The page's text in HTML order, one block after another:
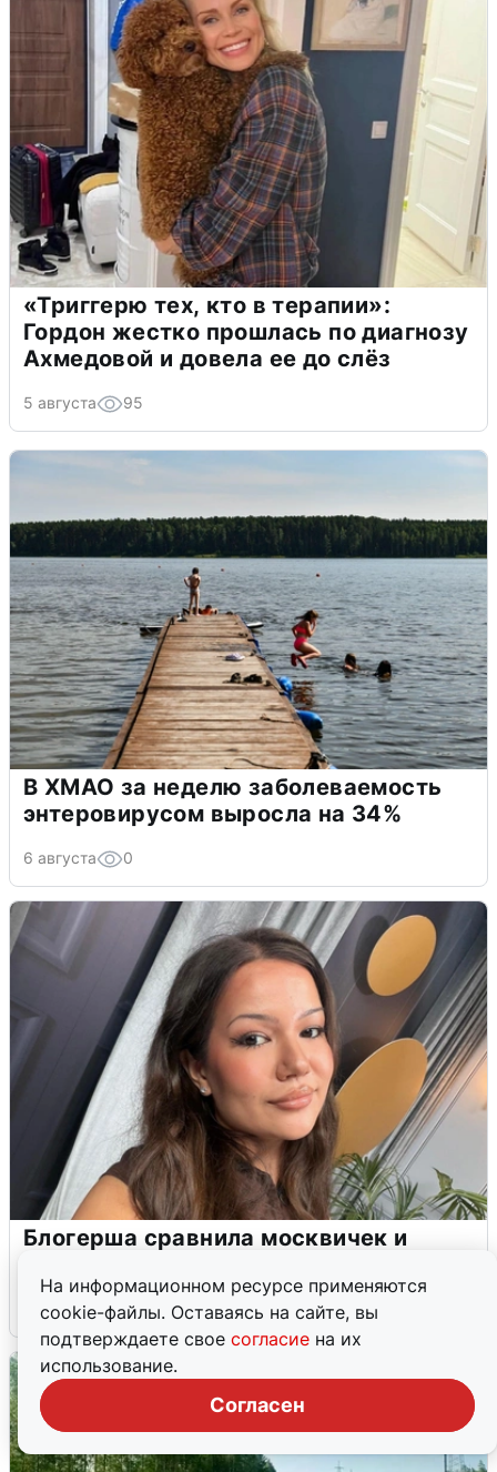
На информационном ресурсе применяются
cookie-файлы. Оставаясь на сайте, вы
подтверждаете свое согласие на их
использование.
Согласен
«Триггерю тех, кто в терапии»:
Гордон жестко прошлась по диагнозу
Ахмедовой и довела ее до слёз
5 августа 95
В ХМАО за неделю заболеваемость
энтеровирусом выросла на 34%
6 августа 0
Блогерша сравнила москвичек и
6 августа 0